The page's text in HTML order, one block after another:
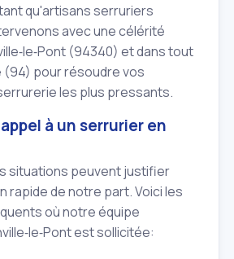
qu'artisans serruriers
avec une célérité
(94340) et dans tout
(94) pour résoudre vos
les plus pressants.
à un serrurier en
situations peuvent justifier
rapide de notre part. Voici les
où notre équipe
est sollicitée: